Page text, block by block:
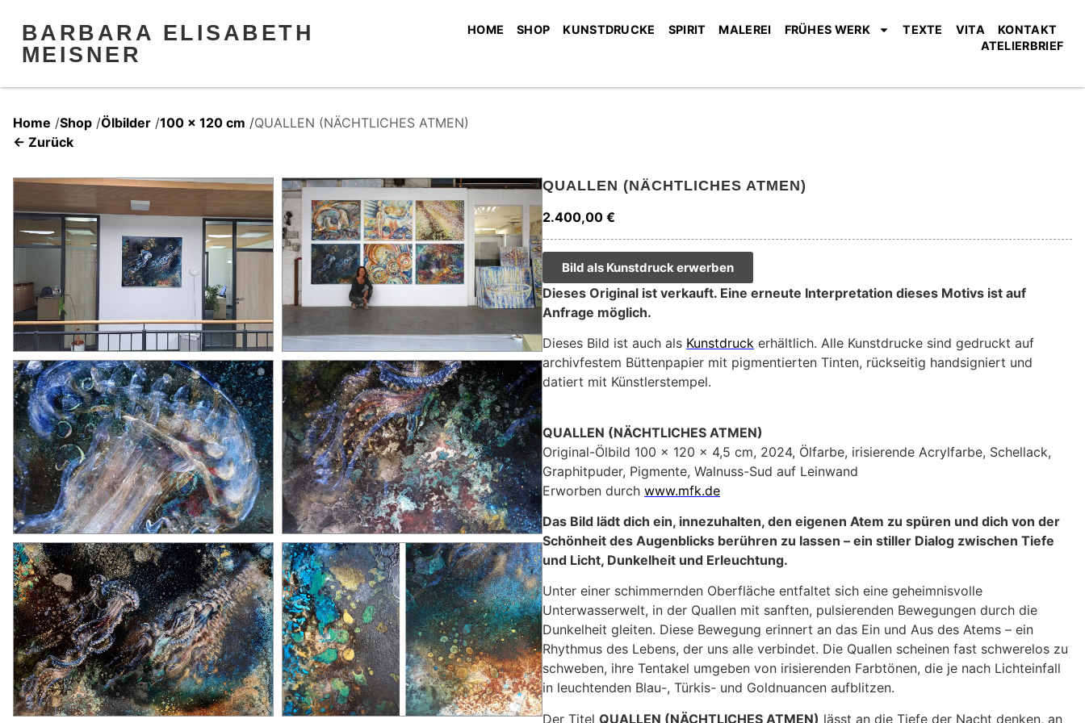
BARBARA ELISABETH
MEISNER
HOME SHOP KUNSTDRUCKE SPIRIT MALEREI FRÜHES WERK TEXTE VITA
KONTAKT
ATELIERBRIEF
Home /Shop /Ölbilder /100 x 120 cm /QUALLEN (NÄCHTLICHES ATMEN)
← Zurück
QUALLEN (NÄCHTLICHES ATMEN)
2.400,00 €
Bild als Kunstdruck erwerben
Dieses Original ist verkauft. Eine erneute Interpretation dieses Motivs ist auf
Anfrage möglich.
Dieses Bild ist auch als Kunstdruck erhältlich. Alle Kunstdrucke sind gedruckt auf
archivfestem Büttenpapier mit pigmentierten Tinten, rückseitig handsigniert und
datiert mit Künstlerstempel.
QUALLEN (NÄCHTLICHES ATMEN)
Original-Ölbild 100 x 120 x 4,5 cm, 2024, Ölfarbe, irisierende Acrylfarbe, Schellack,
Graphitpuder, Pigmente, Walnuss-Sud auf Leinwand
Erworben durch www.mfk.de
Das Bild lädt dich ein, innezuhalten, den eigenen Atem zu spüren und dich von der
Schönheit des Augenblicks berühren zu lassen – ein stiller Dialog zwischen Tiefe
und Licht, Dunkelheit und Erleuchtung.
Unter einer schimmernden Oberfläche entfaltet sich eine geheimnisvolle
Unterwasserwelt, in der Quallen mit sanften, pulsierenden Bewegungen durch die
Dunkelheit gleiten. Diese Bewegung erinnert an das Ein und Aus des Atems – ein
Rhythmus des Lebens, der uns alle verbindet. Die Quallen scheinen fast schwerelos zu
schweben, ihre Tentakel umgeben von irisierenden Farbtönen, die je nach Lichteinfall
in leuchtenden Blau-, Türkis- und Goldnuancen aufblitzen.
Der Titel QUALLEN (NÄCHTLICHES ATMEN) lässt an die Tiefe der Nacht denken, an